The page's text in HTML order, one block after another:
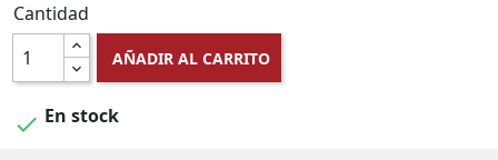
Cantidad
AÑADIR AL CARRITO
 En stock